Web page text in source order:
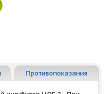
Противопоказания